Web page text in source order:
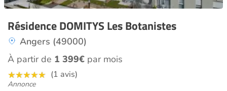
Résidence DOMITYS Les Botanistes
Angers (49000)
À partir de 1 399€ par mois
(1 avis)
Annonce